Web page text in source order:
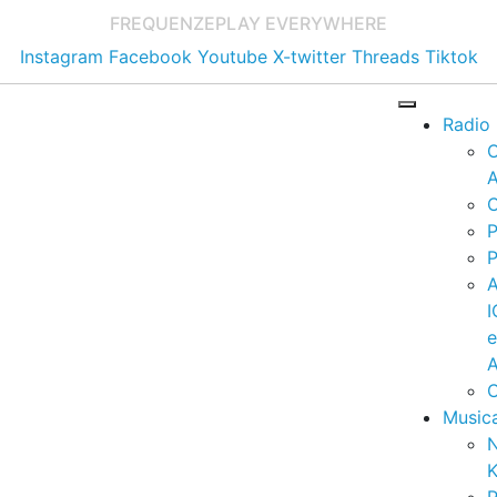
FREQUENZEPLAY EVERYWHERE
Instagram Facebook Youtube X-twitter Threads Tiktok
Radio
e